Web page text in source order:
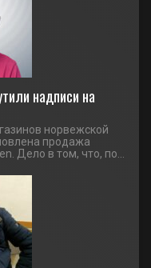
надписи на
норвежской
продажа
Дело в том, что, по...